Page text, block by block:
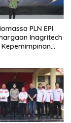
PLN EPI
Inagritech